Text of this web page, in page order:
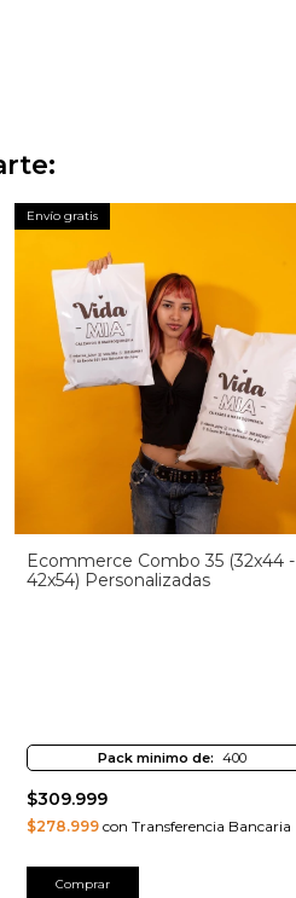
Envío gratis
Ecommerce Combo 35 (32x44 -
42x54) Personalizadas
Pack minimo de: 400
$309.999
$278.999con Transferencia Bancaria
Comprar